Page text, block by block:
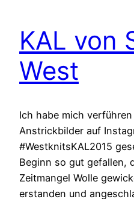
KAL von
West
Ich habe mich
Anstrickbilder auf
#WestknitsKAL2015
Beginn so gut gefallen,
Zeitmangel Wolle
erstanden und